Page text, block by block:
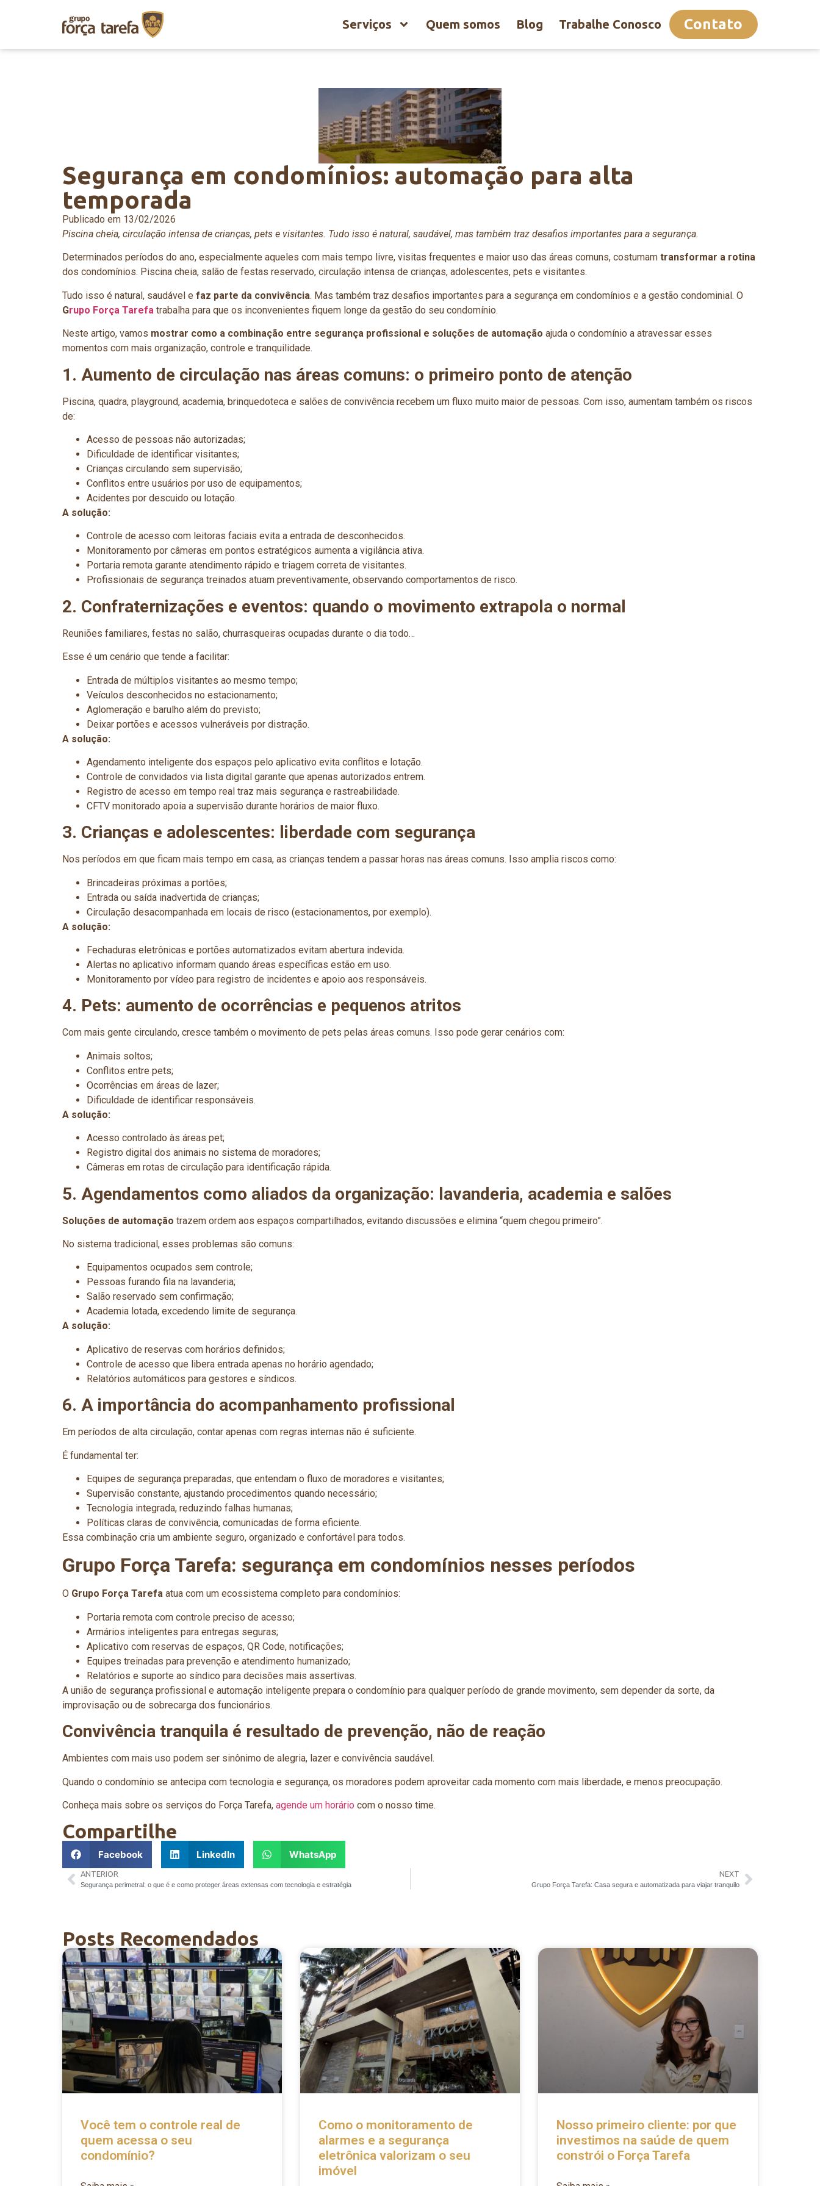
Serviços Quem somos Blog Trabalhe Conosco Contato
Segurança em condomínios: automação para alta
temporada
Publicado em 13/02/2026
Piscina cheia, circulação intensa de crianças, pets e visitantes. Tudo isso é natural, saudável, mas também traz desafios importantes para a segurança.
Determinados períodos do ano, especialmente aqueles com mais tempo livre, visitas frequentes e maior uso das áreas comuns, costumam transformar a rotina
dos condomínios. Piscina cheia, salão de festas reservado, circulação intensa de crianças, adolescentes, pets e visitantes.
Tudo isso é natural, saudável e faz parte da convivência. Mas também traz desafios importantes para a segurança em condomínios e a gestão condominial. O
Grupo Força Tarefa trabalha para que os inconvenientes fiquem longe da gestão do seu condomínio.
Neste artigo, vamos mostrar como a combinação entre segurança profissional e soluções de automação ajuda o condomínio a atravessar esses
momentos com mais organização, controle e tranquilidade.
1. Aumento de circulação nas áreas comuns: o primeiro ponto de atenção
Piscina, quadra, playground, academia, brinquedoteca e salões de convivência recebem um fluxo muito maior de pessoas. Com isso, aumentam também os riscos
de:
Acesso de pessoas não autorizadas;
Dificuldade de identificar visitantes;
Crianças circulando sem supervisão;
Conflitos entre usuários por uso de equipamentos;
Acidentes por descuido ou lotação.
A solução:
Controle de acesso com leitoras faciais evita a entrada de desconhecidos.
Monitoramento por câmeras em pontos estratégicos aumenta a vigilância ativa.
Portaria remota garante atendimento rápido e triagem correta de visitantes.
Profissionais de segurança treinados atuam preventivamente, observando comportamentos de risco.
2. Confraternizações e eventos: quando o movimento extrapola o normal
Reuniões familiares, festas no salão, churrasqueiras ocupadas durante o dia todo…
Esse é um cenário que tende a facilitar:
Entrada de múltiplos visitantes ao mesmo tempo;
Veículos desconhecidos no estacionamento;
Aglomeração e barulho além do previsto;
Deixar portões e acessos vulneráveis por distração.
A solução:
Agendamento inteligente dos espaços pelo aplicativo evita conflitos e lotação.
Controle de convidados via lista digital garante que apenas autorizados entrem.
Registro de acesso em tempo real traz mais segurança e rastreabilidade.
CFTV monitorado apoia a supervisão durante horários de maior fluxo.
3. Crianças e adolescentes: liberdade com segurança
Nos períodos em que ficam mais tempo em casa, as crianças tendem a passar horas nas áreas comuns. Isso amplia riscos como:
Brincadeiras próximas a portões;
Entrada ou saída inadvertida de crianças;
Circulação desacompanhada em locais de risco (estacionamentos, por exemplo).
A solução:
Fechaduras eletrônicas e portões automatizados evitam abertura indevida.
Alertas no aplicativo informam quando áreas específicas estão em uso.
Monitoramento por vídeo para registro de incidentes e apoio aos responsáveis.
4. Pets: aumento de ocorrências e pequenos atritos
Com mais gente circulando, cresce também o movimento de pets pelas áreas comuns. Isso pode gerar cenários com:
Animais soltos;
Conflitos entre pets;
Ocorrências em áreas de lazer;
Dificuldade de identificar responsáveis.
A solução:
Acesso controlado às áreas pet;
Registro digital dos animais no sistema de moradores;
Câmeras em rotas de circulação para identificação rápida.
5. Agendamentos como aliados da organização: lavanderia, academia e salões
Soluções de automação trazem ordem aos espaços compartilhados, evitando discussões e elimina “quem chegou primeiro”.
No sistema tradicional, esses problemas são comuns:
Equipamentos ocupados sem controle;
Pessoas furando fila na lavanderia;
Salão reservado sem confirmação;
Academia lotada, excedendo limite de segurança.
A solução:
Aplicativo de reservas com horários definidos;
Controle de acesso que libera entrada apenas no horário agendado;
Relatórios automáticos para gestores e síndicos.
6. A importância do acompanhamento profissional
Em períodos de alta circulação, contar apenas com regras internas não é suficiente.
É fundamental ter:
Equipes de segurança preparadas, que entendam o fluxo de moradores e visitantes;
Supervisão constante, ajustando procedimentos quando necessário;
Tecnologia integrada, reduzindo falhas humanas;
Políticas claras de convivência, comunicadas de forma eficiente.
Essa combinação cria um ambiente seguro, organizado e confortável para todos.
Grupo Força Tarefa: segurança em condomínios nesses períodos
O Grupo Força Tarefa atua com um ecossistema completo para condomínios:
Portaria remota com controle preciso de acesso;
Armários inteligentes para entregas seguras;
Aplicativo com reservas de espaços, QR Code, notificações;
Equipes treinadas para prevenção e atendimento humanizado;
Relatórios e suporte ao síndico para decisões mais assertivas.
A união de segurança profissional e automação inteligente prepara o condomínio para qualquer período de grande movimento, sem depender da sorte, da
improvisação ou de sobrecarga dos funcionários.
Convivência tranquila é resultado de prevenção, não de reação
Ambientes com mais uso podem ser sinônimo de alegria, lazer e convivência saudável.
Quando o condomínio se antecipa com tecnologia e segurança, os moradores podem aproveitar cada momento com mais liberdade, e menos preocupação.
Conheça mais sobre os serviços do Força Tarefa, agende um horário com o nosso time.
Compartilhe
Facebook LinkedIn WhatsApp
ANTERIOR
Segurança perimetral: o que é e como proteger áreas extensas com tecnologia e estratégia
NEXT
Grupo Força Tarefa: Casa segura e automatizada para viajar tranquilo
Posts Recomendados
Você tem o controle real de
quem acessa o seu
condomínio?
Como o monitoramento de
alarmes e a segurança
eletrônica valorizam o seu
imóvel
Nosso primeiro cliente: por que
investimos na saúde de quem
constrói o Força Tarefa